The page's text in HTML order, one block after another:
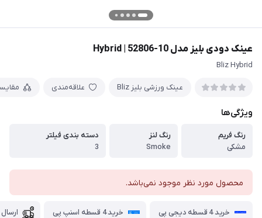
عینک دودی بلیز مدل 10-52806 | Hybrid
Bliz Hybrid
عینک ورزشی بلیز Bliz علاقه‌مندی
ویژگی‌ها
رنگ فریم
مشکی
رنگ لنز
Smoke
دسته بندی فیلتر
3
محصول مورد نظر موجود نمی‌باشد.
خرید 4 قسطه دیجی پی خرید 4 قسطه اسنپ پی